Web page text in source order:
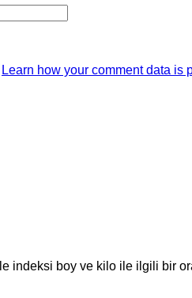
Learn how your comment data is
indeksi boy ve kilo ile ilgili bir